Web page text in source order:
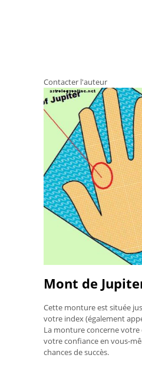
Contacter l'auteur
Mont de
Cette monture est située
votre index (également
La monture concerne
votre confiance en vous-
chances de succès.